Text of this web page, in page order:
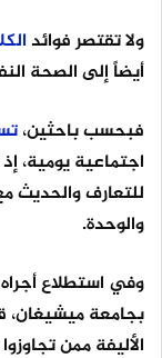
ولا تقتصر فوائد
أيضاً إلى الصحة
فبحسب باحثين،
اجتماعية يومية،
للتعارف والحديث
والوحدة.
وفي استطلاع
الأليفة ممن